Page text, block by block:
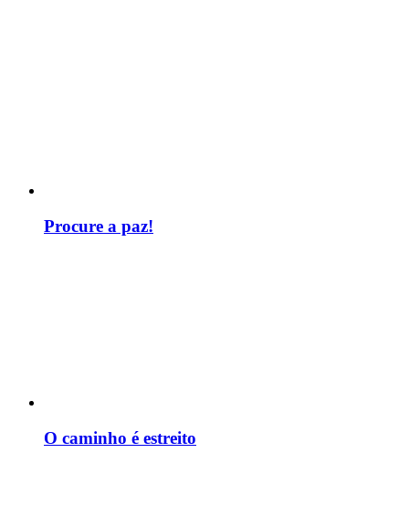
Procure a paz!
O caminho é estreito